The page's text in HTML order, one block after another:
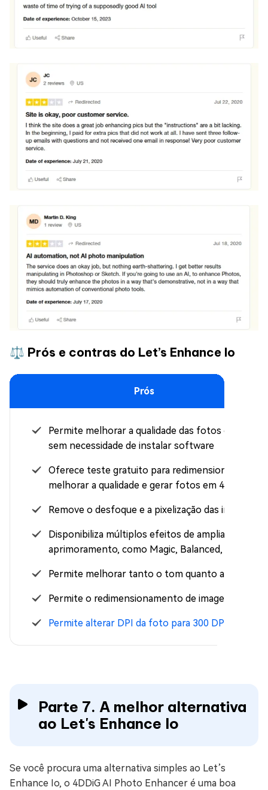
⚖️ Prós e contras do Let’s Enhance Io
Prós
Permite melhorar a qualidade das fotos online
sem necessidade de instalar software
Oferece teste gratuito para redimensionar,
melhorar a qualidade e gerar fotos em 4K
Remove o desfoque e a pixelização das imagens
Disponibiliza múltiplos efeitos de ampliação e
aprimoramento, como Magic, Balanced, etc.
Permite melhorar tanto o tom quanto a cor
Permite o redimensionamento de imagem
Permite alterar DPI da foto para 300 DPI
Parte 7. A melhor alternativa
ao Let's Enhance Io
Se você procura uma alternativa simples ao Let’s
Enhance Io, o 4DDiG AI Photo Enhancer é uma boa